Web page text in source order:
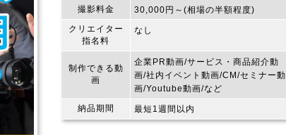
撮影料金
30,000円～(相場の半額程度)
クリエイター
指名料
なし
制作できる動
画
企業PR動画/サービス・商品紹介動
画/社内イベント動画/CM/セミナー動
画/Youtube動画/など
納品期間 最短1週間以内